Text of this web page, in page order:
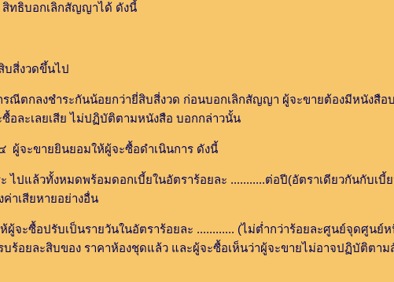
ธิบอกเลิกสัญญาได้ ดังนี้
สี่งวดขึ้นไป
งชำระกันน้อยกว่ายี่สิบสี่งวด ก่อนบอกเลิกสัญญา ผู้จะขายต้องมีหนังสือบ
อละเลยเสีย ไม่ปฏิบัติตามหนังสือ บอกกล่าวนั้น
ะขายยินยอมให้ผู้จะซื้อดำเนินการ ดังนี้
งหมดพร้อมดอกเบี้ยในอัตราร้อยละ ...........ต่อปี(อัตราเดียวกันกับเบี้ย
าเสียหายอย่างอื่น
บเป็นรายวันในอัตราร้อยละ ............ (ไม่ต่ำกว่าร้อยละศูนย์จุดศูนย์ห
อยละสิบของ ราคาห้องชุดแล้ว และผู้จะซื้อเห็นว่าผู้จะขายไม่อาจปฏิบัติตา